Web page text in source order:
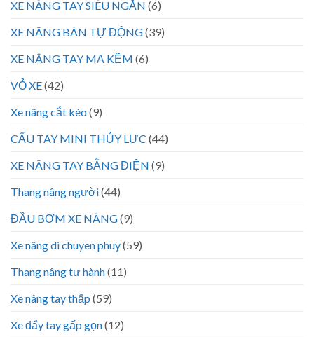
XE NÂNG TAY SIÊU NGẮN (6)
XE NÂNG BÁN TỰ ĐỘNG(39)
XE NÂNG TAY MẠ KẼM (6)
VỎ XE(42)
Xe nâng cắt kéo (9)
CẨU TAY MINI THỦY LỰC (44)
XE NÂNG TAY BẰNG ĐIỆN (9)
Thang nâng người(44)
ĐẦU BƠM XE NÂNG(9)
Xe nâng di chuyen phuy(59)
Thang nâng tự hành(11)
Xe nâng tay thấp (59)
Xe đẩy tay gấp gọn(12)